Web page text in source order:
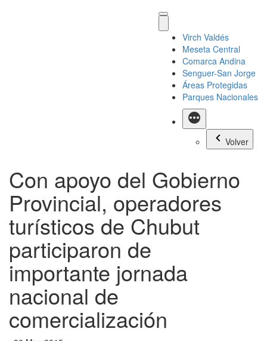
Virch Valdés
Meseta Central
Comarca Andina
Senguer-San Jorge
Áreas Protegidas
Parques Nacionales
Más
Volver
Con apoyo del Gobierno
Provincial, operadores
turísticos de Chubut
participaron de
importante jornada
nacional de
comercialización